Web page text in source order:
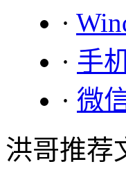
·
· 手
· 微
洪哥推荐